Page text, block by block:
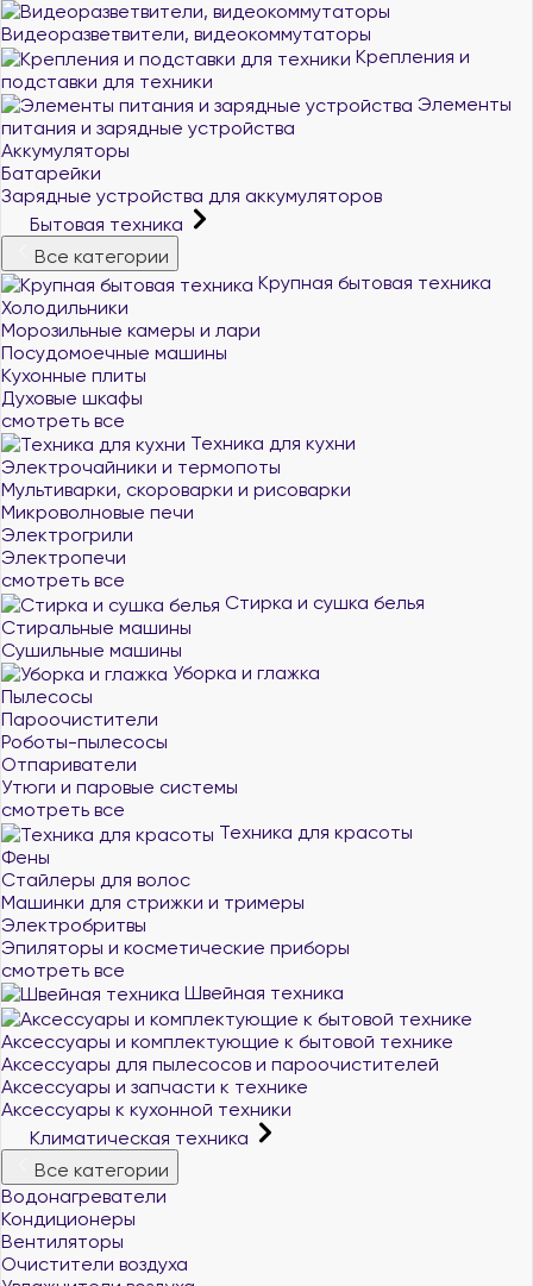
Видеоразветвители, видеокоммутаторы
Крепления и
подставки для техники
Элементы
питания и зарядные устройства
Аккумуляторы
Батарейки
Зарядные устройства для аккумуляторов
Бытовая техника
Все категории
Крупная бытовая техника
Холодильники
Морозильные камеры и лари
Посудомоечные машины
Кухонные плиты
Духовые шкафы
смотреть все
Техника для кухни
Электрочайники и термопоты
Мультиварки, скороварки и рисоварки
Микроволновые печи
Электрогрили
Электропечи
смотреть все
Стирка и сушка белья
Стиральные машины
Сушильные машины
Уборка и глажка
Пылесосы
Пароочистители
Роботы-пылесосы
Отпариватели
Утюги и паровые системы
смотреть все
Техника для красоты
Фены
Стайлеры для волос
Машинки для стрижки и тримеры
Электробритвы
Эпиляторы и косметические приборы
смотреть все
Швейная техника
Аксессуары и комплектующие к бытовой технике
Аксессуары для пылесосов и пароочистителей
Аксессуары и запчасти к технике
Аксессуары к кухонной техники
Климатическая техника
Все категории
Водонагреватели
Кондиционеры
Вентиляторы
Очистители воздуха